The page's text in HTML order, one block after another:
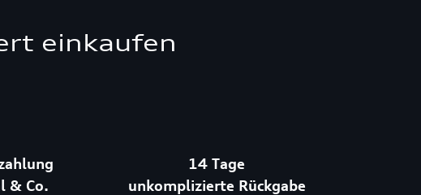
einkaufen
& Co.
14 Tage
unkomplizierte Rückgabe